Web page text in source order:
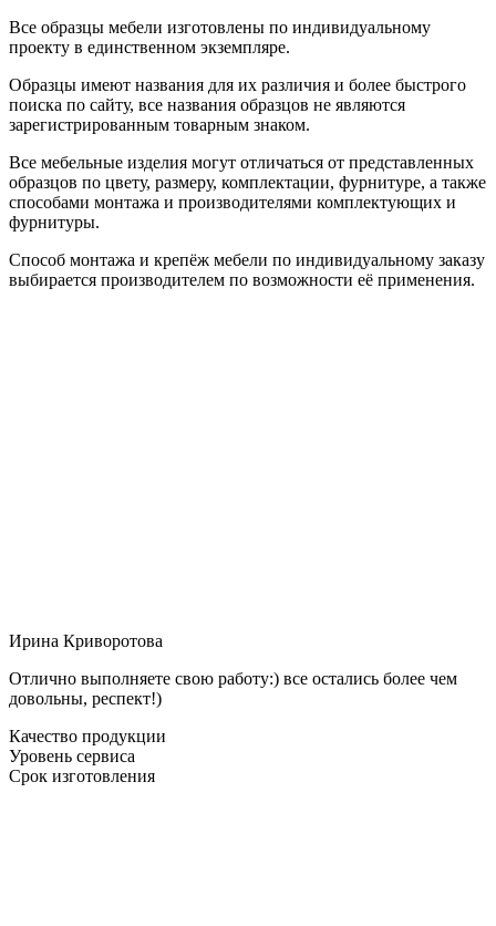
Все образцы мебели изготовлены по индивидуальному
проекту в единственном экземпляре.
Образцы имеют названия для их различия и более быстрого
поиска по сайту, все названия образцов не являются
зарегистрированным товарным знаком.
Все мебельные изделия могут отличаться от представленных
образцов по цвету, размеру, комплектации, фурнитуре, а также
способами монтажа и производителями комплектующих и
фурнитуры.
Способ монтажа и крепёж мебели по индивидуальному заказу
выбирается производителем по возможности её применения.
Ирина Криворотова
Отлично выполняете свою работу:) все остались более чем
довольны, респект!)
Качество продукции
Уровень сервиса
Срок изготовления